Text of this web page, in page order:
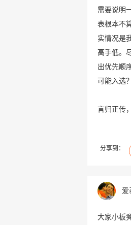
需要说明
表根本不
实情况是
高手低。
出优先顺
可能入选
言归正传
分享到：
大家小板